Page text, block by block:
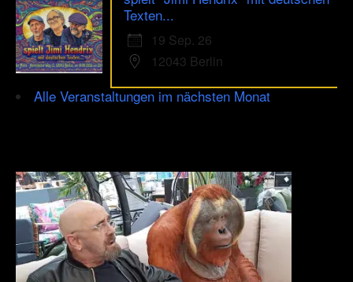
Texten...
19 Sep. 26
12043 Berlin
Alle Veranstaltungen im nächsten Monat